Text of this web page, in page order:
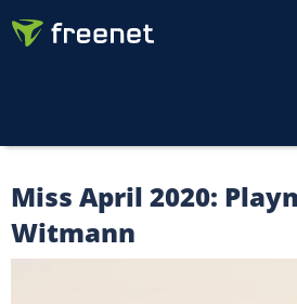
Miss April 2020:
Witmann